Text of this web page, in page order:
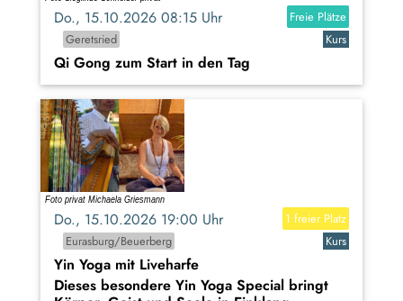
Do., 15.10.2026 08:15 Uhr
Freie Plätze
Geretsried
Kurs
Qi Gong zum Start in den Tag
Do., 15.10.2026 19:00 Uhr
1 freier Platz
Eurasburg/Beuerberg
Kurs
Yin Yoga mit Liveharfe
Dieses besondere Yin Yoga Special bringt